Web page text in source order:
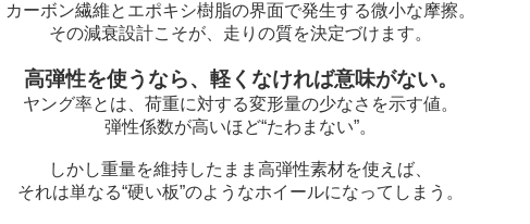
カーボン繊維とエポキシ樹脂の界面で発生する微小な摩擦。
その減衰設計こそが、走りの質を決定づけます。
高弾性を使うなら、軽くなければ意味がない。
ヤング率とは、荷重に対する変形量の少なさを示す値。
弾性係数が高いほど“たわまない”。
しかし重量を維持したまま高弾性素材を使えば、
それは単なる“硬い板”のようなホイールになってしまう。